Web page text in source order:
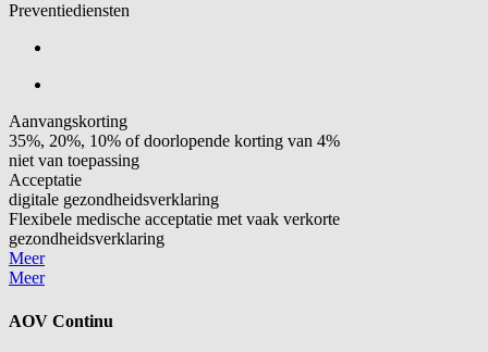
Preventiediensten
Aanvangskorting
35%, 20%, 10% of doorlopende korting van 4%
niet van toepassing
Acceptatie
digitale gezondheidsverklaring
Flexibele medische acceptatie met vaak verkorte
gezondheidsverklaring
Meer
Meer
AOV Continu